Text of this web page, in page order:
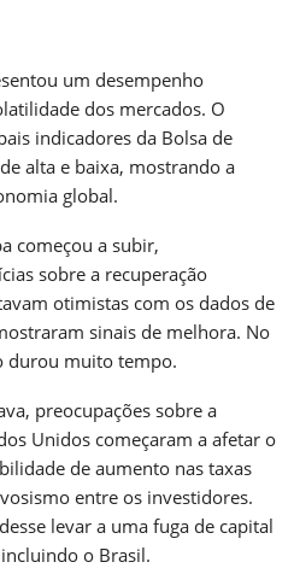
um desempenho
dos mercados. O
indicadores da Bolsa de
alta e baixa, mostrando a
global.
começou a subir,
sobre a recuperação
otimistas com os dados de
sinais de melhora. No
durou muito tempo.
preocupações sobre a
Unidos começaram a afetar o
de aumento nas taxas
entre os investidores.
levar a uma fuga de capital
o Brasil.